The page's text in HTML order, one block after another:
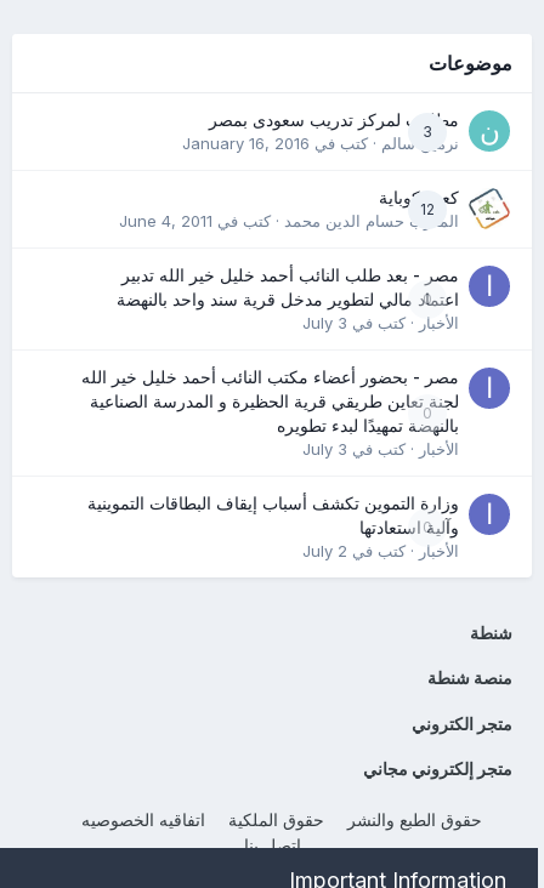
موضوعات
3
مطلوب لمركز تدريب سعودى بمصر
نرمين سالم· كتب في January 16, 2016
12
كعب كوباية
المدرب حسام الدين محمد· كتب في June 4, 2011
0
مصر - بعد طلب النائب أحمد خليل خير الله تدبير
اعتماد مالي لتطوير مدخل قرية سند واحد بالنهضة
الأخبار· كتب في July 3
0
مصر - بحضور أعضاء مكتب النائب أحمد خليل خير الله
لجنة تعاين طريقي قرية الحظيرة و المدرسة الصناعية
بالنهضة تمهيدًا لبدء تطويره
الأخبار· كتب في July 3
0
وزارة التموين تكشف أسباب إيقاف البطاقات التموينية
وآلية استعادتها
الأخبار· كتب في July 2
شنطة
منصة شنطة
متجر الكتروني
متجر إلكتروني مجاني
حقوق الطبع والنشر حقوق الملكية
اتفاقيه الخصوصيه
إتصل بنا
Powered by Invision CommunityImportant Information